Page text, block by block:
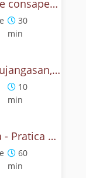
Schiena forte e consapevole con Bhujangasana, la posizione del cobra
30
min
Come fare Bhujangasan, la posizione del cobra? Tutorial
10
min
Bhujangasana - Pratica yoga con l'anatomia del cobra
60
min